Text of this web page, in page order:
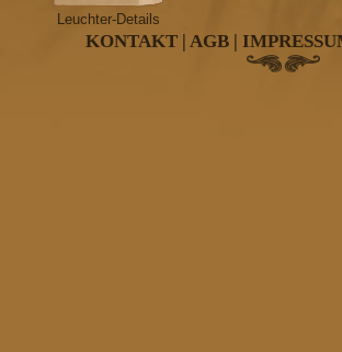
Leuchter-Details
KONTAKT | AGB |